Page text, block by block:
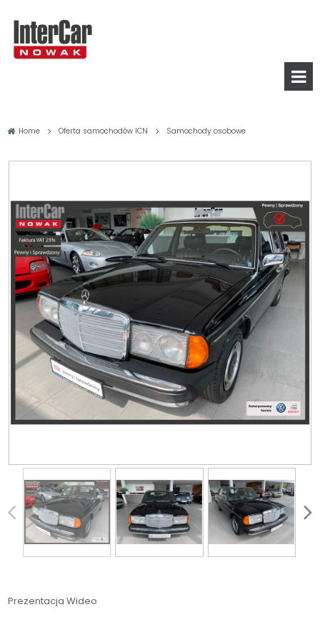
Home > Oferta samochodów ICN > Samochody osobowe
Prezentacja Wideo